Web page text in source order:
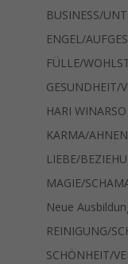
BUSINESS/
ENGEL/
FÜLLE/
GESUNDHEIT/
HARI
KARMA/
LIEBE/
MAGIE/
Neue
REINIGUNG/
SCHÖNHEIT/